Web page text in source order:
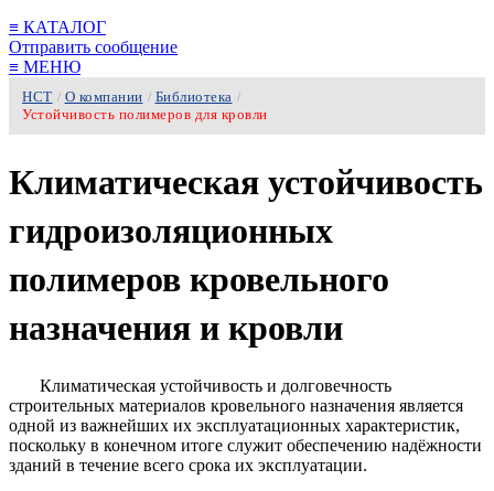
≡ КАТАЛОГ
Отправить сообщение
≡ МЕНЮ
НСТ / О компании / Библиотека /
Устойчивость полимеров для кровли
Климатическая устойчивость
гидроизоляционных
полимеров кровельного
назначения и кровли
Климатическая устойчивость и долговечность
строительных материалов кровельного назначения является
одной из важнейших их эксплуатационных характеристик,
поскольку в конечном итоге служит обеспечению надёжности
зданий в течение всего срока их эксплуатации.